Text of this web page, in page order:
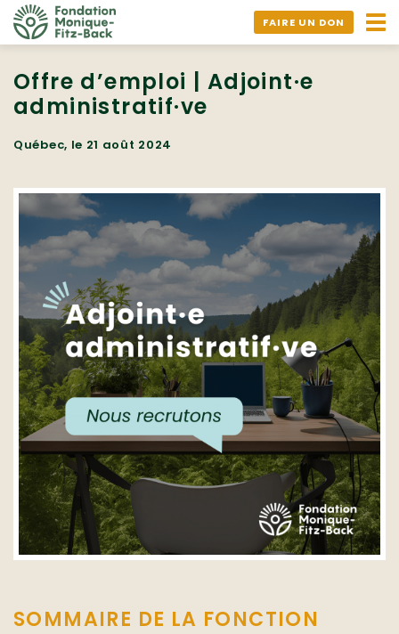
FAIRE UN DON
Offre d’emploi | Adjoint·e
administratif·ve
Québec, le 21 août 2024
SOMMAIRE DE LA FONCTION